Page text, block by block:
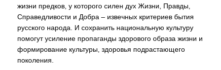
жизни предков, у которого силен дух Жизни, Правды,
Справедливости и Добра – извечных критериев бытия
русского народа. И сохранить национальную культуру
помогут усиление пропаганды здорового образа жизни и
формирование культуры, здоровья подрастающего
поколения.